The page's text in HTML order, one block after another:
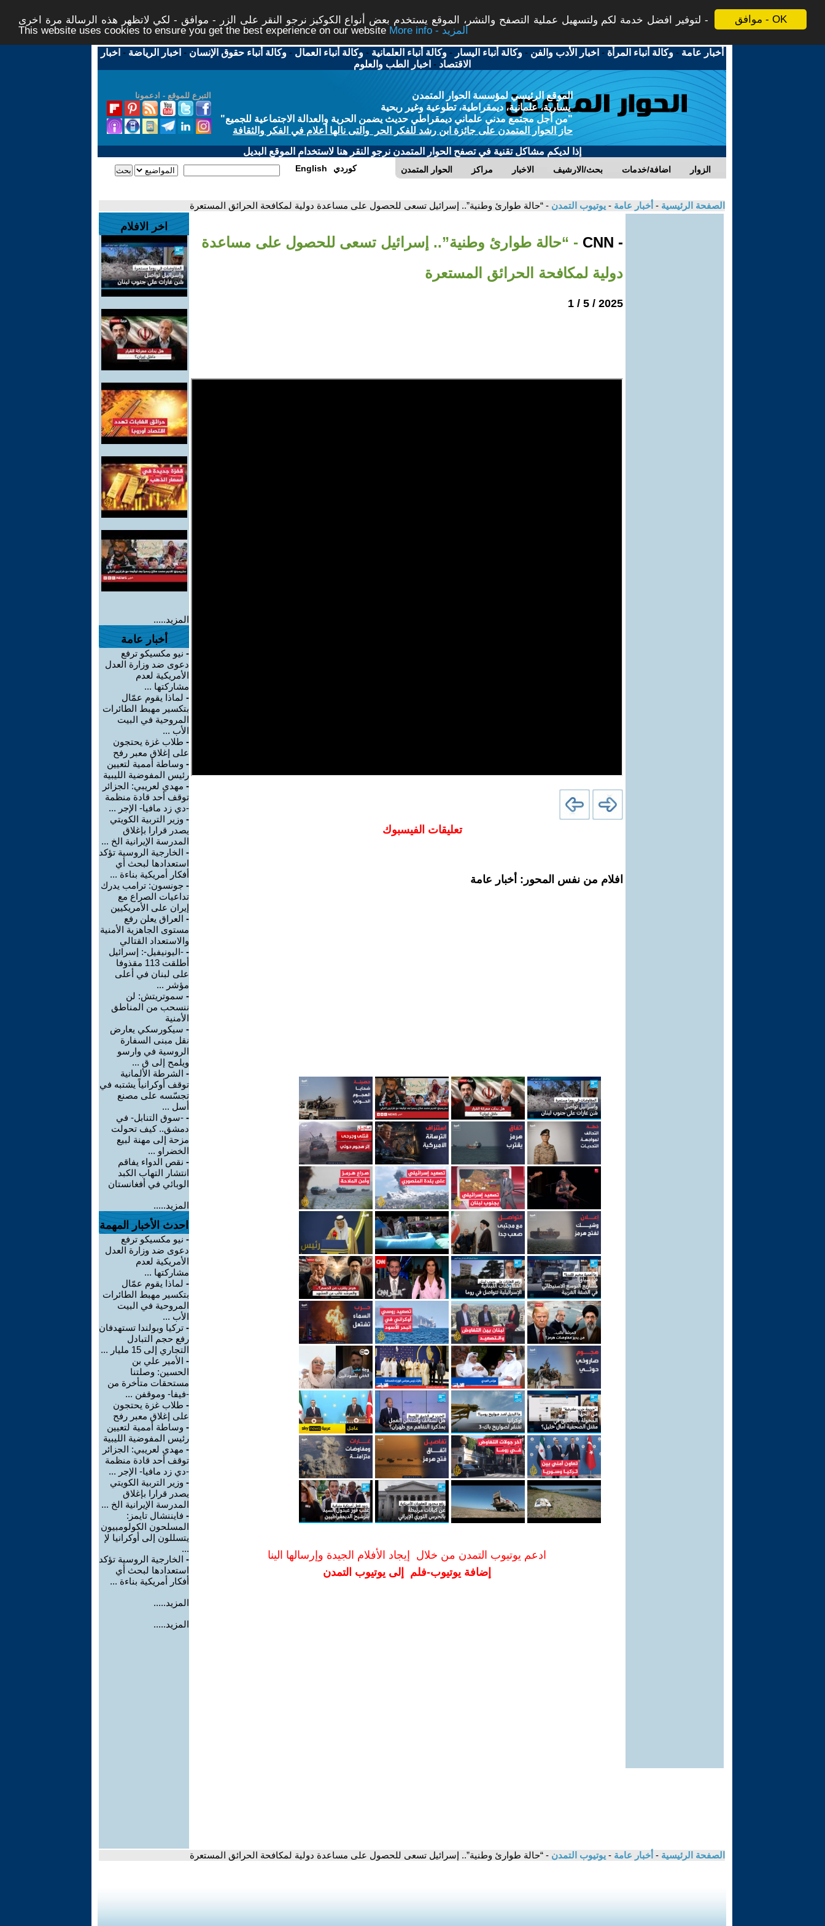
موافق - OK
لتوفير افضل خدمة لكم ولتسهيل عملية التصفح والنشر، الموقع يستخدم بعض أنواع الكوكيز نرجو النقر على الزر - موافق - لكي لاتظهر هذه الرسالة مرة اخرى -
This website uses cookies to ensure you get the best experience on our website
More info - المزيد
أخبار عامة -وكالة أنباء المرأة - اخبار الأدب والفن -وكالة أنباء اليسار -وكالة أنباء العلمانية -وكالة أنباء العمال -وكالة أنباء حقوق الإنسان - اخبار الرياضة - اخبار
الاقتصاد - اخبار الطب والعلوم
التبرع للموقع - ادعمونا
الموقع الرئيسي لمؤسسة الحوار المتمدن
يسارية، علمانية، ديمقراطية، تطوعية وغير ربحية
"من أجل مجتمع مدني علماني ديمقراطي حديث يضمن الحرية والعدالة الاجتماعية للجميع"
حاز الحوار المتمدن على جائزة ابن رشد للفكر الحر والتى نالها أعلام في الفكر والثقافة
إذا لديكم مشاكل تقنية في تصفح الحوار المتمدن نرجو النقر هنا لاستخدام الموقع البديل
الحوار المتمدن مراكز الاخبار بحث/الارشيف اضافة/خدمات الزوار English كوردي
الصفحة الرئيسية - أخبار عامة - يوتيوب التمدن - “حالة طوارئ وطنية”.. إسرائيل تسعى للحصول على مساعدة دولية لمكافحة الحرائق المستعرة
- CNN
- “حالة طوارئ وطنية”.. إسرائيل تسعى للحصول على مساعدة
دولية لمكافحة الحرائق المستعرة
2025 / 5 / 1
تعليقات الفيسبوك
افلام من نفس المحور: أخبار عامة
ادعم يوتيوب التمدن من خلال إيجاد الأفلام الجيدة وإرسالها الينا
إضافة يوتيوب-فلم إلى يوتيوب التمدن
اخر الافلام
المزيد.....
أخبار عامة
- نيو مكسيكو ترفع
دعوى ضد وزارة العدل
الأمريكية لعدم
مشاركتها ...
- لماذا يقوم عمّال
بتكسير مهبط الطائرات
المروحية في البيت
الأب ...
- طلاب غزة يحتجون
على إغلاق معبر رفح
- وساطة أممية لتعيين
رئيس المفوضية الليبية
- مهدي لعريبي: الجزائر
توقف أحد قادة منظمة
-دي زد مافيا- الإجر ...
- وزير التربية الكويتي
يصدر قرارا بإغلاق
المدرسة الإيرانية الخ ...
- الخارجية الروسية تؤكد
استعدادها لبحث أي
أفكار أمريكية بناءة ...
- جونسون: ترامب يدرك
تداعيات الصراع مع
إيران على الأمريكيين
- العراق يعلن رفع
مستوى الجاهزية الأمنية
والاستعداد القتالي
- -اليونيفيل-: إسرائيل
أطلقت 113 مقذوفا
على لبنان في أعلى
مؤشر ...
- سموتريتش: لن
ننسحب من المناطق
الأمنية
- سيكورسكي يعارض
نقل مبنى السفارة
الروسية في وارسو
ويلمح إلى ق ...
- الشرطة الألمانية
توقف أوكرانياً يشتبه في
تجسّسه على مصنع
أسل ...
- -سوق التنابل- في
دمشق.. كيف تحولت
مزحة إلى مهنة لبيع
الخضراو ...
- نقص الدواء يفاقم
انتشار التهاب الكبد
الوبائي في أفغانستان
المزيد.....
احدث الأخبار المهمة
- نيو مكسيكو ترفع
دعوى ضد وزارة العدل
الأمريكية لعدم
مشاركتها ...
- لماذا يقوم عمّال
بتكسير مهبط الطائرات
المروحية في البيت
الأب ...
- تركيا وبولندا تستهدفان
رفع حجم التبادل
التجاري إلى 15 مليار ...
- الأمير علي بن
الحسين: وصلتنا
مستحقات متأخرة من
-فيفا- وموقفن ...
- طلاب غزة يحتجون
على إغلاق معبر رفح
- وساطة أممية لتعيين
رئيس المفوضية الليبية
- مهدي لعريبي: الجزائر
توقف أحد قادة منظمة
-دي زد مافيا- الإجر ...
- وزير التربية الكويتي
يصدر قرارا بإغلاق
المدرسة الإيرانية الخ ...
- فايننشال تايمز:
المسلحون الكولومبيون
يتسللون إلى أوكرانيا لإ
...
- الخارجية الروسية تؤكد
استعدادها لبحث أي
أفكار أمريكية بناءة ...
المزيد.....
المزيد.....
الصفحة الرئيسية - أخبار عامة - يوتيوب التمدن - “حالة طوارئ وطنية”.. إسرائيل تسعى للحصول على مساعدة دولية لمكافحة الحرائق المستعرة